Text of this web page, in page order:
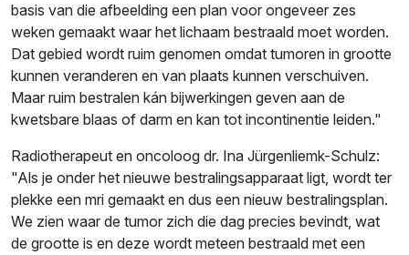
basis van die afbeelding een plan voor ongeveer zes
weken gemaakt waar het lichaam bestraald moet worden.
Dat gebied wordt ruim genomen omdat tumoren in grootte
kunnen veranderen en van plaats kunnen verschuiven.
Maar ruim bestralen kán bijwerkingen geven aan de
kwetsbare blaas of darm en kan tot incontinentie leiden."
Radiotherapeut en oncoloog dr. Ina Jürgenliemk-Schulz:
"Als je onder het nieuwe bestralingsapparaat ligt, wordt ter
plekke een mri gemaakt en dus een nieuw bestralingsplan.
We zien waar de tumor zich die dag precies bevindt, wat
de grootte is en deze wordt meteen bestraald met een